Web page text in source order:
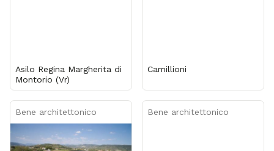
Asilo Regina Margherita di
Montorio (Vr)
Camillioni
Bene architettonico Bene architettonico